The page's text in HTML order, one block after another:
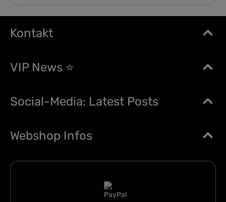
Kontakt
VIP News ⭐
Social-Media: Latest Posts
Webshop Infos